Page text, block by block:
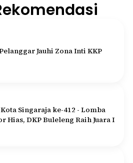
Jauhi Zona Inti KKP
Singaraja ke-412 - Lomba
Hias, DKP Buleleng Raih Juara I